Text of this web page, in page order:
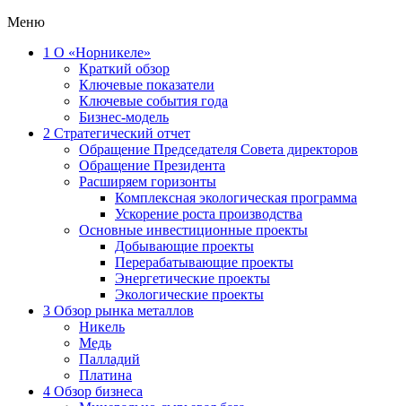
Меню
1 О «Норникеле»
Краткий обзор
Ключевые показатели
Ключевые события года
Бизнес-модель
2 Стратегический отчет
Обращение Председателя Совета директоров
Обращение Президента
Расширяем горизонты
Комплексная экологическая программа
Ускорение роста производства
Основные инвестиционные проекты
Добывающие проекты
Перерабатывающие проекты
Энергетические проекты
Экологические проекты
3 Обзор рынка металлов
Никель
Медь
Палладий
Платина
4 Обзор бизнеса